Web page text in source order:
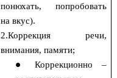
понюхать, попробовать
на вкус).
2.Коррекция речи,
внимания, памяти;
Коррекционно –